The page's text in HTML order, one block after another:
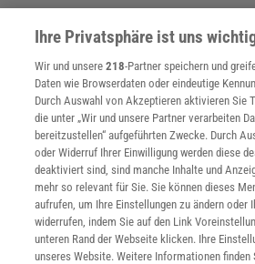
THEMENKANÄLE
Ihre Privatsphäre ist uns
Wir und unsere218-Partner speichern und
Daten wie Browserdaten oder eindeutige
Durch Auswahl von Akzeptieren aktivieren Sie
die unter „Wir und unsere Partner verarbeiten
bereitzustellen“ aufgeführten Zwecke. Durch
oder Widerruf Ihrer Einwilligung werden diese
deaktiviert sind, sind manche Inhalte und
mehr so relevant für Sie. Sie können dieses
aufrufen, um Ihre Einstellungen zu ändern oder
widerrufen, indem Sie auf den Link
unteren Rand der Webseite klicken. Ihre
unseres Website. Weitere Informationen finden